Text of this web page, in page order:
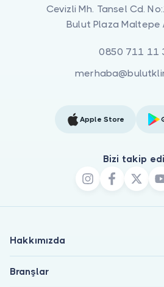
Cevizli Mh. Tansel Cd.
Bulut Plaza Maltepe
0850 711 11
Apple Store
Bizi takip
Hakkımızda
Branşlar